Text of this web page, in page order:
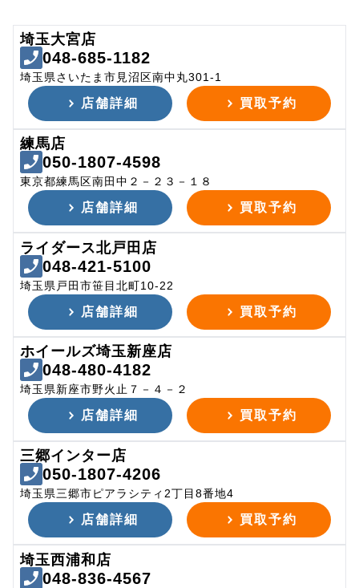
埼玉大宮店
048-685-1182
埼玉県さいたま市見沼区南中丸301-1
店舗詳細 買取予約
練馬店
050-1807-4598
東京都練馬区南田中２－２３－１８
店舗詳細 買取予約
ライダース北戸田店
048-421-5100
埼玉県戸田市笹目北町10-22
店舗詳細 買取予約
ホイールズ埼玉新座店
048-480-4182
埼玉県新座市野火止７－４－２
店舗詳細 買取予約
三郷インター店
050-1807-4206
埼玉県三郷市ピアラシティ2丁目8番地4
店舗詳細 買取予約
埼玉西浦和店
048-836-4567